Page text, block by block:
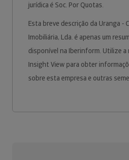
jurídica é Soc. Por Quotas.
Esta breve descrição da Uranga -
Imobiliária, Lda. é apenas um
disponível na Iberinform. Utilize
Insight View para obter
sobre esta empresa e outras